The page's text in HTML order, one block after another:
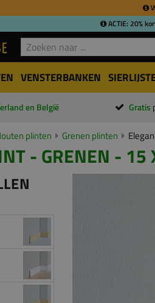
ACTIE: 20%
VENSTERBANKEN
en België Gratis
plinten Grenen plinten
- GRENEN -